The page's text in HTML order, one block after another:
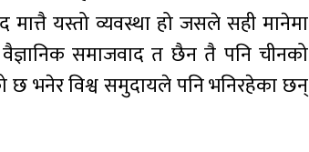
यस्तो व्यवस्था हो जसले सही मानेमा
वैज्ञानिक समाजवाद त छैन तै पनि चीनको
छ भनेर विश्व समुदायले पनि भनिरहेका छन्